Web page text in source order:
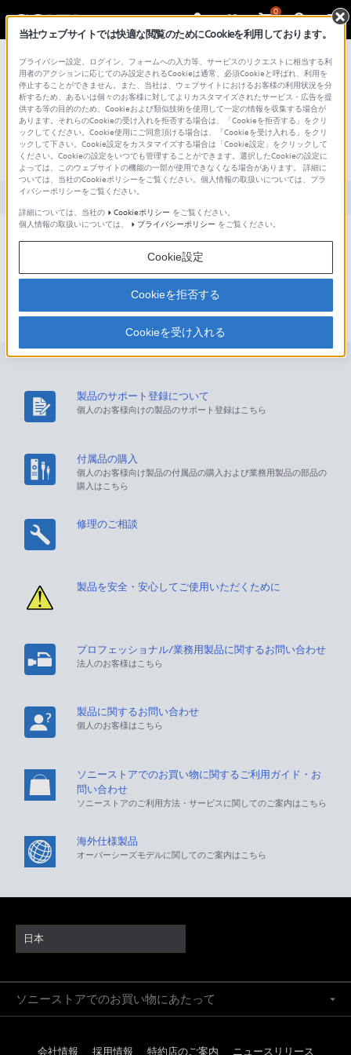
0
総合サポート・お問い合わせ
文書番号 : S1110278036487 / 最終更新日 : 2025/03/11
市販のACアダプターは使えますか？
および安全性を保証いたしません。
PRSA-AC10, PRSA-AC1以外のACアダプターでは、正常に充電できないことがあり
製品のサポート登録について
個人のお客様向けの製品のサポート登録はこちら
付属品の購入
個人のお客様向け製品の付属品の購入および業務用製品の部品の
購入はこちら
修理のご相談
製品を安全・安心してご使用いただくために
プロフェッショナル/業務用製品に関するお問い合わせ
法人のお客様はこちら
製品に関するお問い合わせ
個人のお客様はこちら
ソニーストアでのお買い物に関するご利用ガイド・お
問い合わせ
ソニーストアのご利用方法・サービスに関してのご案内はこちら
海外仕様製品
オーバーシーズモデルに関してのご案内はこちら
日本
ソニーストアでのお買い物にあたって
会社情報 採用情報 特約店のご案内 ニュースリリース
当社ウェブサイトでは快適な閲覧のためにCookieを利用しております。
プライバシー設定、ログイン、フォームへの入力等、サービスのリクエストに相当する利
用者のアクションに応じてのみ設定されるCookieは通常、必須Cookieと呼ばれ、利用を
停止することができません。また、当社は、ウェブサイトにおけるお客様の利用状況を分
析するため、あるいは個々のお客様に対してよりカスタマイズされたサービス・広告を提
供する等の目的のため、Cookieおよび類似技術を使用して一定の情報を収集する場合が
あります。それらのCookieの受け入れを拒否する場合は、「Cookieを拒否する」をクリ
ックしてください。Cookie使用にご同意頂ける場合は、「Cookieを受け入れる」をクリ
ックして下さい。Cookie設定をカスタマイズする場合は「Cookie設定」をクリックして
ください。Cookieの設定をいつでも管理することができます。選択したCookieの設定に
よっては、このウェブサイトの機能の一部が使用できなくなる場合があります。 詳細に
ついては、当社のCookieポリシーをご覧ください。個人情報の取扱いについては、プラ
イバシーポリシーをご覧ください。
詳細については、当社の
Cookieポリシー をご覧ください。
個人情報の取扱いについては、
プライバシーポリシー をご覧ください。
Cookie設定
Cookieを拒否する
Cookieを受け入れる